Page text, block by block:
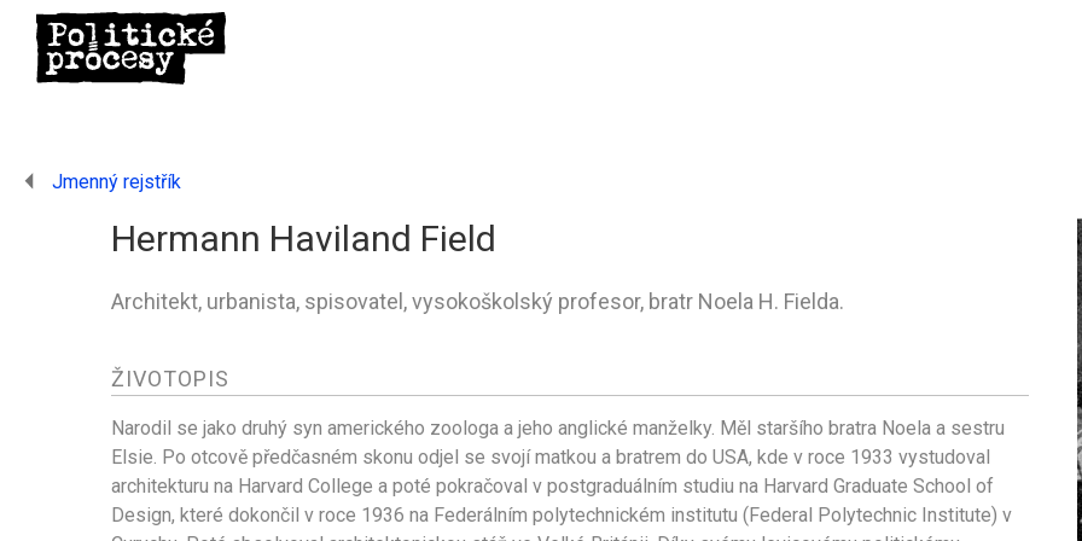
Jmenný rejstřík
Hermann Haviland Field
Architekt, urbanista, spisovatel, vysokoškolský profesor, bratr Noela H. Fielda.
ŽIVOTOPIS
Narodil se jako druhý syn amerického zoologa a jeho anglické manželky. Měl staršího bratra Noela a sestru
Elsie. Po otcově předčasném skonu odjel se svojí matkou a bratrem do USA, kde v roce 1933 vystudoval
architekturu na Harvard College a poté pokračoval v postgraduálním studiu na Harvard Graduate School of
Design, které dokončil v roce 1936 na Federálním polytechnickém institutu (Federal Polytechnic Institute) v